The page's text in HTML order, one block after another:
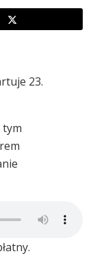
23.
tym